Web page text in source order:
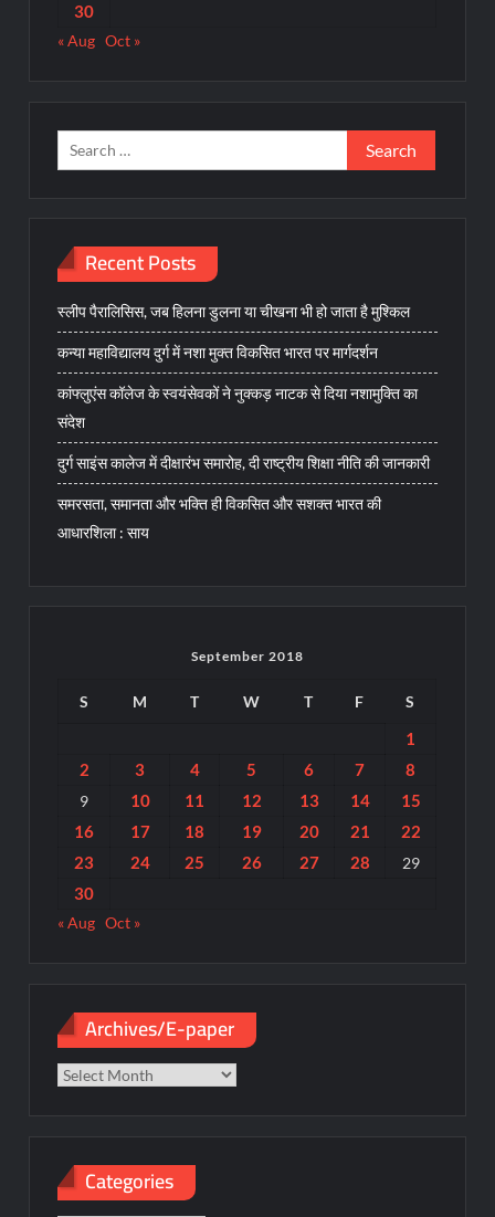
30
« Aug Oct »
Search
for:
Recent Posts
स्लीप पैरालिसिस, जब हिलना डुलना या चीखना भी हो जाता है मुश्किल
कन्या महाविद्यालय दुर्ग में नशा मुक्त विकसित भारत पर मार्गदर्शन
कांफ्लुएंस कॉलेज के स्वयंसेवकों ने नुक्कड़ नाटक से दिया नशामुक्ति का
संदेश
दुर्ग साइंस कालेज में दीक्षारंभ समारोह, दी राष्ट्रीय शिक्षा नीति की जानकारी
समरसता, समानता और भक्ति ही विकसित और सशक्त भारत की
आधारशिला : साय
September 2018
S M T W T F S
1
2
3 4 5 6 7 8
9 10 11 12 13 14
15
16
17 18 19 20 21
22
23
24 25 26 27 28 29
30
« Aug Oct »
Archives/E-paper
Categories